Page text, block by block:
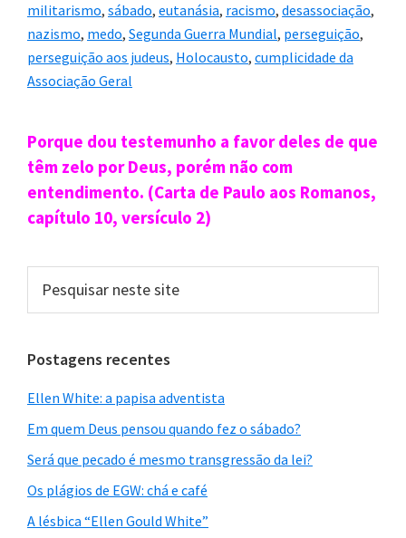
militarismo, sábado, eutanásia, racismo, desassociação,
nazismo, medo, Segunda Guerra Mundial, perseguição,
perseguição aos judeus, Holocausto, cumplicidade da
Associação Geral
Sidebar
primária
Porque dou testemunho a favor deles de que
têm zelo por Deus, porém não com
entendimento. (Carta de Paulo aos Romanos,
capítulo 10, versículo 2)
neste
Postagens recentes
Ellen White: a papisa adventista
Em quem Deus pensou quando fez o sábado?
Será que pecado é mesmo transgressão da lei?
Os plágios de EGW: chá e café
A lésbica “Ellen Gould White”